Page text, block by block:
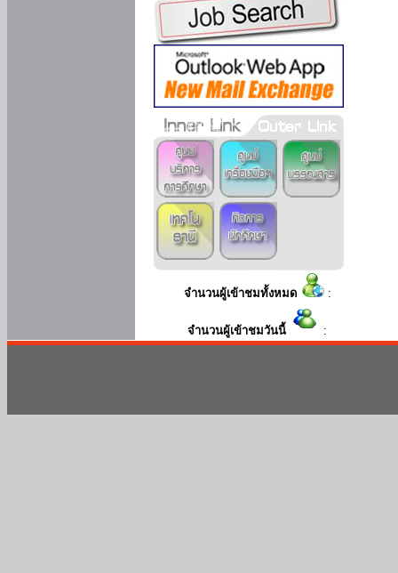
จำนวนผู้เข้าชมทั้งหมด :
จำนวนผู้เข้าชมวันนี้ :